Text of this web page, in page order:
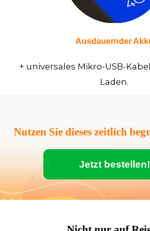
Ausdauernder
+ universales Mikro-USB-
Laden.
Nutzen Sie dieses zeitlich
Jetzt bestellen!